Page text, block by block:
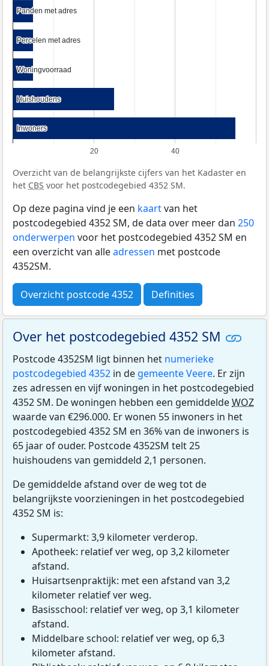
20 40
Panden met adres
Panden met adres
Percelen met adres
Percelen met adres
Woningvoorraad
Woningvoorraad
Huishoudens
Huishoudens
Inwoners
Inwoners
Overzicht van de belangrijkste cijfers van het Kadaster en
het CBS voor het postcodegebied 4352 SM.
Op deze pagina vind je een kaartvan het
postcodegebied 4352 SM, de data over meer dan 250
onderwerpen voor het postcodegebied 4352 SM en
een overzicht van alleadressen met postcode
4352SM.
Overzicht postcode 4352 Definities
Over het postcodegebied 4352 SM
Postcode 4352SM ligt binnen het numerieke
postcodegebied 4352 in de gemeente Veere. Er zijn
zes adressen en vijf woningen in het postcodegebied
4352 SM. De woningen hebben een gemiddeldeWOZ
waarde van €296.000. Er wonen 55 inwoners in het
postcodegebied 4352 SM en 36% van de inwoners is
65 jaar of ouder. Postcode 4352SM telt 25
huishoudens van gemiddeld 2,1 personen.
De gemiddelde afstand over de weg tot de
belangrijkste voorzieningen in het postcodegebied
4352 SM is:
Supermarkt: 3,9 kilometer verderop.
Apotheek: relatief ver weg, op 3,2 kilometer
afstand.
Huisartsenpraktijk: met een afstand van 3,2
kilometer relatief ver weg.
Basisschool: relatief ver weg, op 3,1 kilometer
afstand.
Middelbare school: relatief ver weg, op 6,3
kilometer afstand.